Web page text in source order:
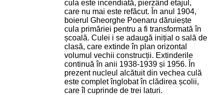
cula este incendiată, pierzând etajul,
care nu mai este refăcut. În anul 1904,
boierul Gheorghe Poenaru dăruiește
cula primăriei pentru a fi transformată în
școală. Culei i se adaugă inițial o sală de
clasă, care extinde în plan orizontal
volumul vechii construcții. Extinderile
continuă în anii 1938-1939 și 1956. În
prezent nucleul alcătuit din vechea culă
este complet înglobat în clădirea școlii,
care îl cuprinde de trei laturi.